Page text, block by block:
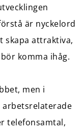
är nyckelord
skapa attraktiva,
komma ihåg.
men i
arbetsrelaterade
telefonsamtal,